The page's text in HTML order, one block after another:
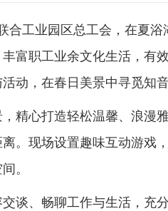
合工业园区总工会，在夏
富职工业余文化生活，有
动，在春日美景中寻觅知音
精心打造轻松温馨、浪
。现场设置趣味互动游戏
。
谈、畅聊工作与生活，充